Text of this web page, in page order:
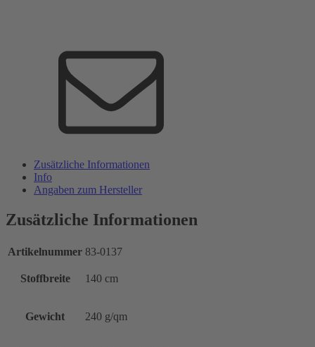
Zusätzliche Informationen
Info
Angaben zum Hersteller
Zusätzliche Informationen
Artikelnummer 83-0137
Stoffbreite 140 cm
Gewicht 240 g/qm